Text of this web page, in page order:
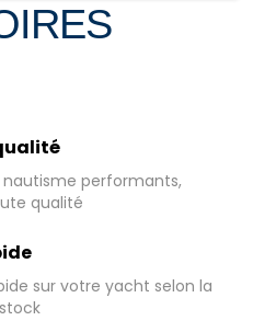
performants,
qualité
sur votre yacht selon la